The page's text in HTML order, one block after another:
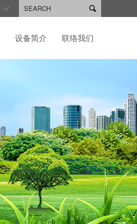
设备简介 联络我们